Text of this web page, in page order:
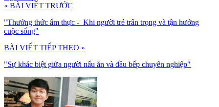
« BÀI VIẾT TRƯỚC
"Thưởng thức ẩm thực - Khi người trẻ trân trọng và tận hưởng
cuộc sống"
BÀI VIẾT TIẾP THEO »
"Sự khác biệt giữa người nấu ăn và đầu bếp chuyên nghiệp"